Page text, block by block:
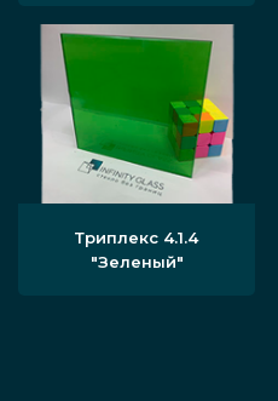
Триплекс 4.1.4
"Зеленый"